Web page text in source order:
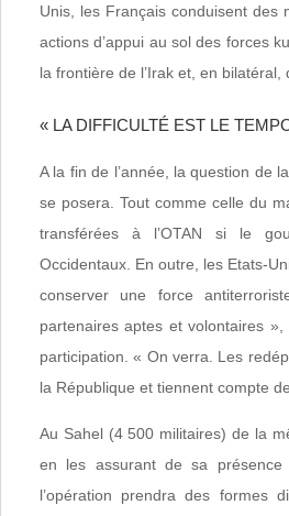
Unis, les Français conduisent des
actions d’appui au sol des forces
la frontière de l’Irak et, en
« LA DIFFICULTÉ EST LE
A la fin de l’année, la question de
se posera. Tout comme celle du
transférées à l’OTAN si le
Occidentaux. En outre, les Etats-
conserver une force
partenaires aptes et volontaires
participation. « On verra. Les
la République et tiennent compte
Au Sahel (4 500 militaires) de la
en les assurant de sa
l’opération prendra des formes